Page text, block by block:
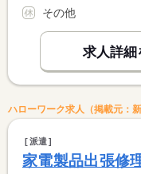
その他
求人詳細
ハローワーク求人（掲載元：
派遣
家電製品出張修